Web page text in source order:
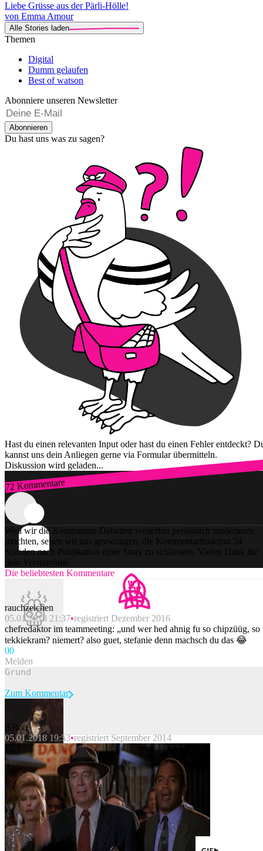
Liebe Grüsse aus der Pärli-Hölle!
von Emma Amour
Alle Stories laden
Themen
Digital
Dumm gelaufen
Best of watson
Abonniere unseren Newsletter
Abonnieren
Du hast uns was zu sagen?
Hast du einen relevanten Input oder hast du einen Fehler entdeckt?
kannst uns dein Anliegen gerne via Formular übermitteln.
Diskussion wird geladen...
72 Kommentare
Zum Login
Weil wir die Kommentar-Debatten weiterhin persönlich moderieren
möchten, sehen wir uns gezwungen, die Kommentarfunktion 24
Stunden nach Publikation einer Story zu schliessen. Vielen Dank für
dein Verständnis!
Die beliebtesten Kommentare
rauchzeichen
05.01.2018 21:37 registriert Dezember 2016
chefredaktor im teammeeting: „und wer hed ahnig fu so chipzüüg, so
tekkiekram? niemert? also guet, stefanie denn machsch du das 😂
00
Melden
Beitrag melden
Zum Kommentar
ARoq
05.01.2018 19:53 registriert September 2014